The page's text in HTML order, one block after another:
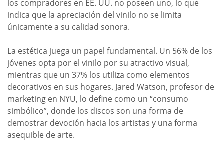
los compradores en EE. UU. no poseen uno, lo que
indica que la apreciación del vinilo no se limita
únicamente a su calidad sonora.
La estética juega un papel fundamental. Un 56% de los
jóvenes opta por el vinilo por su atractivo visual,
mientras que un 37% los utiliza como elementos
decorativos en sus hogares. Jared Watson, profesor de
marketing en NYU, lo define como un “consumo
simbólico”, donde los discos son una forma de
demostrar devoción hacia los artistas y una forma
asequible de arte.